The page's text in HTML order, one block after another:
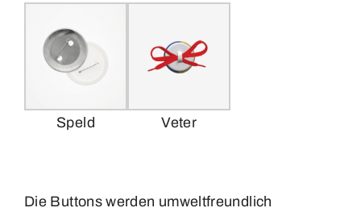
Speld Veter
Die Buttons werden umweltfreundlich